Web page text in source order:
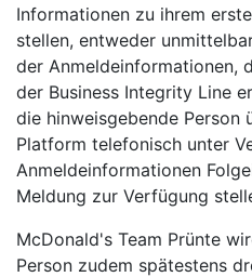
Informationen zu ihrem
stellen, entweder
der Anmeldeinformationen,
der Business Integrity Line
die hinweisgebende Person
Platform telefonisch unter
Anmeldeinformationen
Meldung zur Verfügung
McDonald's Team Prünte
Person zudem spätestens